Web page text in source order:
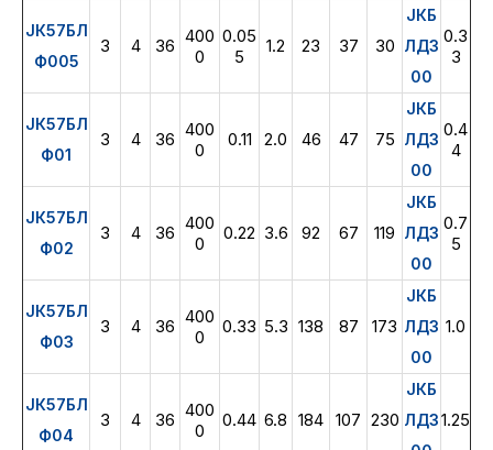
ЈК57БЛ
Ф005
3 4 36 400
0
0.05
5
1.2 23 37 30
ЈКБ
ЛД3
00
0.3
3
ЈК57БЛ
Ф01
3 4 36 400
0
0.11 2.0 46 47 75
ЈКБ
ЛД3
00
0.4
4
ЈК57БЛ
Ф02
3 4 36 400
0
0.22 3.6 92 67 119
ЈКБ
ЛД3
00
0.7
5
ЈК57БЛ
Ф03
3 4 36 400
0
0.33 5.3 138 87 173
ЈКБ
ЛД3
00
1.0
ЈК57БЛ
Ф04
3 4 36 400
0
0.44 6.8 184 107 230
ЈКБ
ЛД31.25